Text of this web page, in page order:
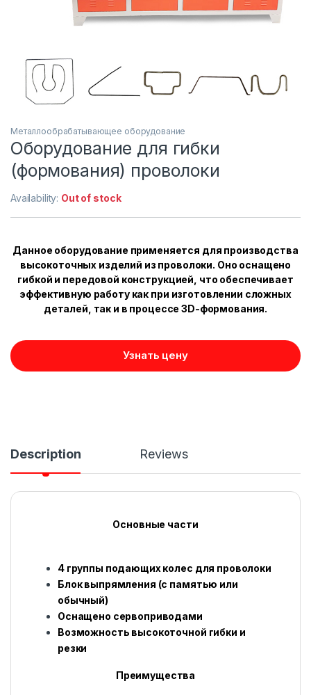
Металлообрабатывающее оборудование
Оборудование для гибки
(формования) проволоки
Availability: Out of stock
Данное оборудование применяется для производства
высокоточных изделий из проволоки. Оно оснащено
гибкой и передовой конструкцией, что обеспечивает
эффективную работу как при изготовлении сложных
деталей, так и в процессе 3D-формования.
Узнать цену
Description Reviews
Основные части
4 группы подающих колес для проволоки
Блок выпрямления (с памятью или
обычный)
Оснащено сервоприводами
Возможность высокоточной гибки и
резки
Преимущества